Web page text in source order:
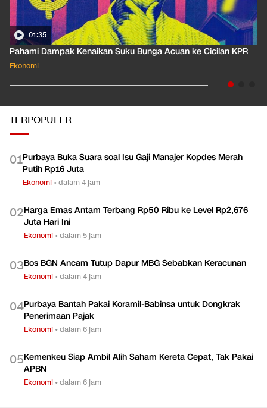
01:35
Pahami Dampak Kenaikan Suku Bunga Acuan ke Cicilan KPR
Ekonomi
TERPOPULER
01Purbaya Buka Suara soal Isu Gaji Manajer Kopdes Merah
Putih Rp16 Juta
Ekonomi •dalam 4 jam
02Harga Emas Antam Terbang Rp50 Ribu ke Level Rp2,676
Juta Hari Ini
Ekonomi •dalam 5 jam
03Bos BGN Ancam Tutup Dapur MBG Sebabkan Keracunan
Ekonomi •dalam 4 jam
04Purbaya Bantah Pakai Koramil-Babinsa untuk Dongkrak
Penerimaan Pajak
Ekonomi •dalam 6 jam
05Kemenkeu Siap Ambil Alih Saham Kereta Cepat, Tak Pakai
APBN
Ekonomi •dalam 6 jam